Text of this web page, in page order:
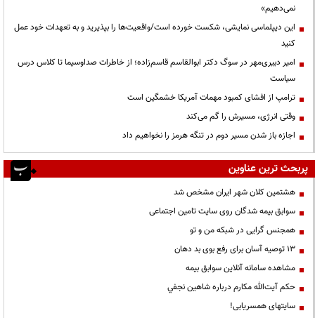
نمی‌دهیم»
این دیپلماسی نمایشی، شکست خورده است/واقعیت‌ها را بپذیرید و به تعهدات خود عمل
کنید
امیر دبیری‌مهر در سوگ دکتر ابوالقاسم قاسم‌زاده؛ از خاطرات صداوسیما تا کلاس درس
سیاست
ترامپ از افشای کمبود مهمات آمریکا خشمگین است
وقتی انرژی، مسیرش را گم می‌کند
اجازه باز شدن مسیر دوم در تنگه هرمز را نخواهیم داد
پربحث ترین عناوین
هشتمین کلان شهر ایران مشخص شد
سوابق بیمه شدگان روی سایت تامین اجتماعی
همجنس گرایی در شبکه من و تو
13 توصیه آسان برای رفع بوی بد دهان
مشاهده سامانه آنلاين سوابق بیمه
حكم آيت‌الله مكارم درباره شاهين نجفي
سایتهای همسریابی!